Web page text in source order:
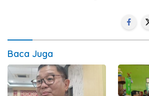
Baca Juga